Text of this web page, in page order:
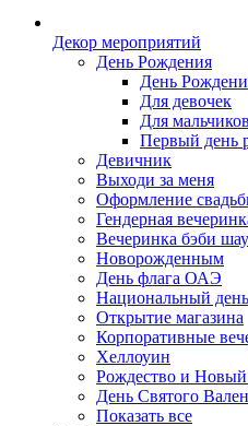
Декор мероприятий
День Рождения
День
Для девочек
Для мальчиков
Первый день
Девичник
Выходи за меня
Оформление
Гендерная
Вечеринка бэби
Новорожденным
День флага ОАЭ
Национальный
Открытие магазина
Корпоративные
Хеллоуин
Рождество и Новый
День Святого
Показать все